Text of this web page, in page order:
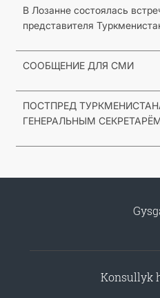
В Лозанне состоялась
представителя
СООБЩЕНИЕ ДЛЯ СМИ
ПОСТПРЕД
ГЕНЕРАЛЬНЫМ
Konsullyk